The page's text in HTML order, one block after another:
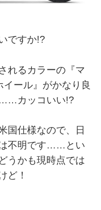
ですか!?
れるカラーの『マ
ール』がかなり良
……カッコいい!?
国仕様なので、日
不明です……とい
うかも現時点では
ど！